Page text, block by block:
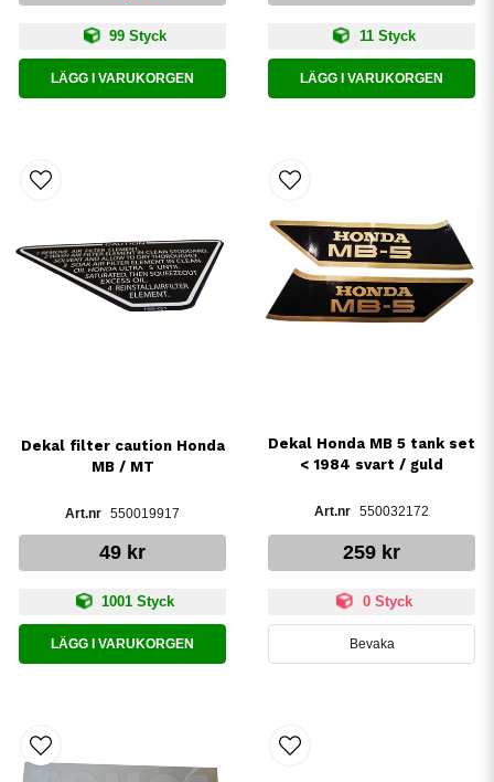
99 Styck
LÄGG I VARUKORGEN
11 Styck
LÄGG I VARUKORGEN
Dekal filter caution Honda
MB / MT
550019917
49 kr
1001 Styck
LÄGG I VARUKORGEN
Dekal Honda MB 5 tank set
< 1984 svart / guld
550032172
259 kr
0 Styck
Bevaka